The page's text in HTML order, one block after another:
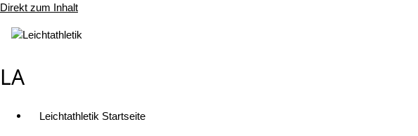
Direkt zum Inhalt
LA
Leichtathletik Startseite